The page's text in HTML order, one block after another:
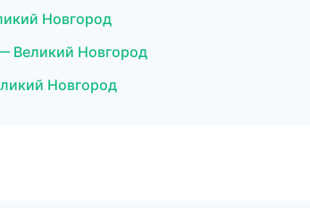
Новгород
Великий Новгород
Новгород